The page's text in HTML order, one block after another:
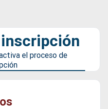
el proceso de